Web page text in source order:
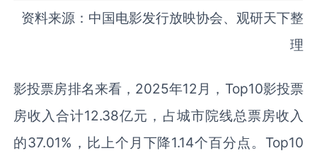
资料来源：中国电影发行放映协会、观研天下整
理
影投票房排名来看，2025年12月，Top10影投票
房收入合计12.38亿元，占城市院线总票房收入
的37.01%，比上个月下降1.14个百分点。Top10